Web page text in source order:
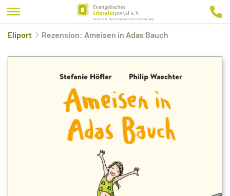
Eliport Rezension: Ameisen in Adas Bauch